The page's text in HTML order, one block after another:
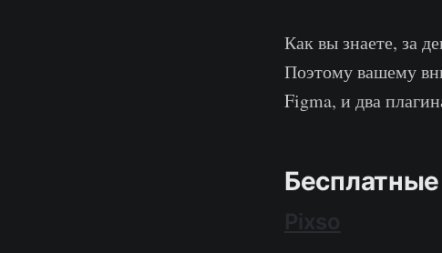
Как вы знаете, за
Поэтому вашему
Figma, и два